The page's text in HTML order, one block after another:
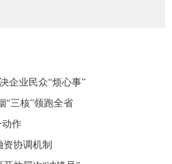
企业民众“烦心事”
“三核”领跑全省
动作
协调机制